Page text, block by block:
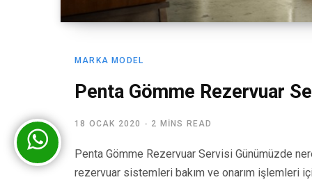
MARKA MODEL
Penta Gömme Rezervuar
18 OCAK 2020 2 MINS READ
Penta Gömme Rezervuar Servisi Günümüzde
rezervuar sistemleri bakım ve onarım işlemleri